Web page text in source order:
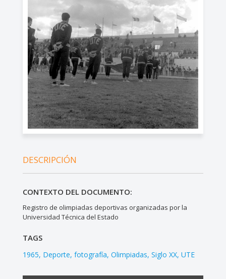
DESCRIPCIÓN
CONTEXTO DEL DOCUMENTO:
Registro de olimpiadas deportivas organizadas por la
Universidad Técnica del Estado
TAGS
1965 Deporte fotografía Olimpiadas Siglo XX UTE